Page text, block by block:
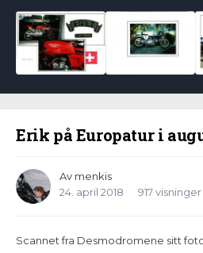
Erik på Europatur i
Av menkis
24. april 2018
917 visninger
Scannet fra Desmodromene sitt